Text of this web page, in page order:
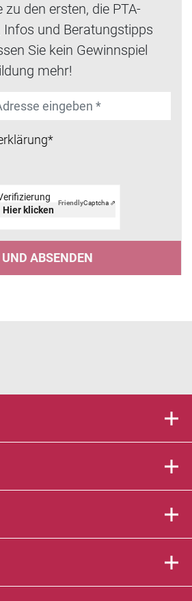
zu den ersten, die PTA-
Infos und Beratungstipps
Sie kein Gewinnspiel
mehr!
Hier klicken
FriendlyCaptcha ⇗
UND ABSENDEN